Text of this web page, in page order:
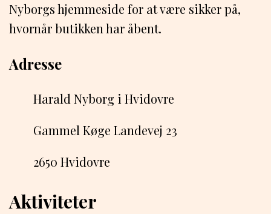
Nyborgs hjemmeside for at være sikker på,
hvornår butikken har åbent.
Adresse
Harald Nyborg i Hvidovre
Gammel Køge Landevej 23
2650 Hvidovre
Aktiviteter